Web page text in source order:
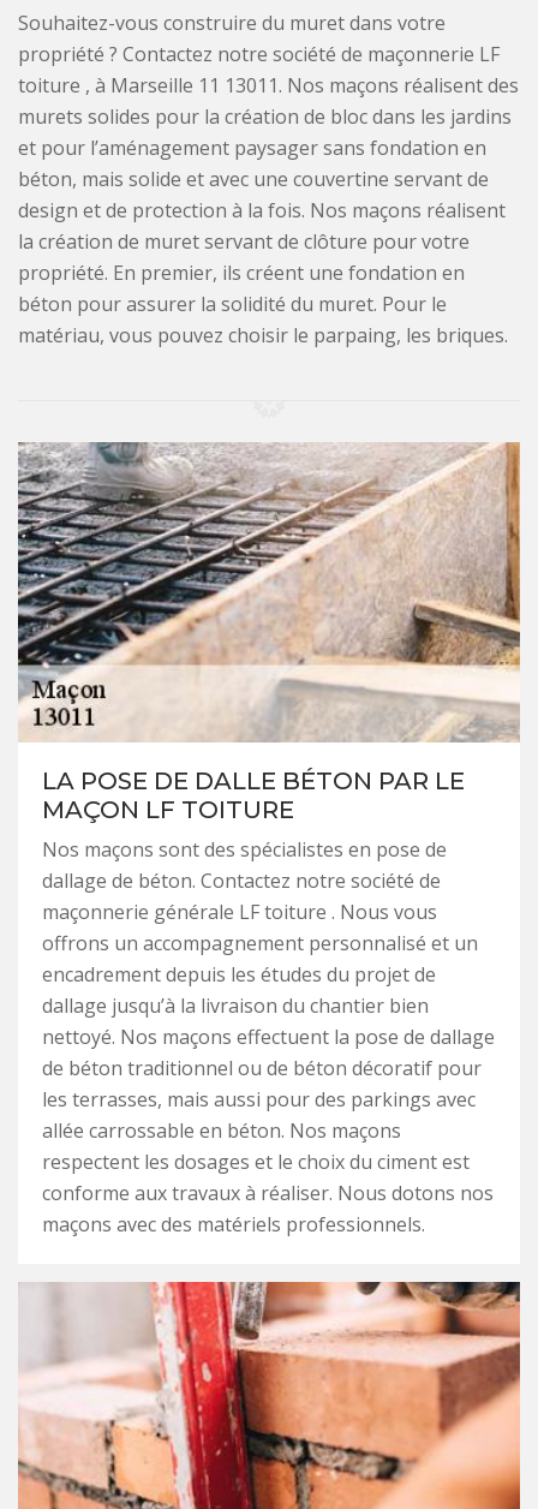
Souhaitez-vous construire du muret dans votre
propriété ? Contactez notre société de maçonnerie LF
toiture , à Marseille 11 13011. Nos maçons réalisent des
murets solides pour la création de bloc dans les jardins
et pour l’aménagement paysager sans fondation en
béton, mais solide et avec une couvertine servant de
design et de protection à la fois. Nos maçons réalisent
la création de muret servant de clôture pour votre
propriété. En premier, ils créent une fondation en
béton pour assurer la solidité du muret. Pour le
matériau, vous pouvez choisir le parpaing, les briques.
LA POSE DE DALLE BÉTON PAR LE
MAÇON LF TOITURE
Nos maçons sont des spécialistes en pose de
dallage de béton. Contactez notre société de
maçonnerie générale LF toiture . Nous vous
offrons un accompagnement personnalisé et un
encadrement depuis les études du projet de
dallage jusqu’à la livraison du chantier bien
nettoyé. Nos maçons effectuent la pose de dallage
de béton traditionnel ou de béton décoratif pour
les terrasses, mais aussi pour des parkings avec
allée carrossable en béton. Nos maçons
respectent les dosages et le choix du ciment est
conforme aux travaux à réaliser. Nous dotons nos
maçons avec des matériels professionnels.